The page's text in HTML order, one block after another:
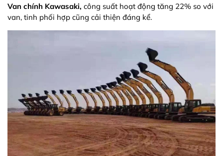
Van chính Kawasaki, công suất hoạt động tăng 22% so với
van, tinh phối hợp cũng cải thiện đáng kể.